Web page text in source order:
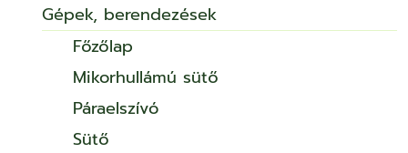
Gépek, berendezések
Főzőlap
Mikorhullámú sütő
Páraelszívó
Sütő